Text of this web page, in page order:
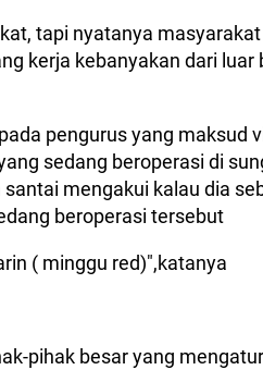
tapi nyatanya
kerja kebanyakan dari luar
pengurus yang maksud
sedang beroperasi di
mengakui kalau dia
beroperasi tersebut
( minggu red)",katanya
pihak besar yang